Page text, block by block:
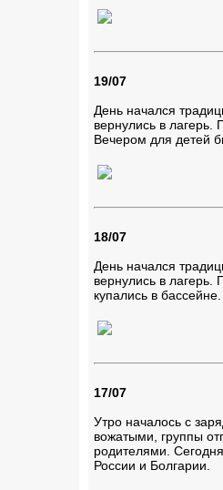
19/07
День начался
вернулись в лагерь.
Вечером для детей
18/07
День начался
вернулись в лагерь.
купались в
17/07
Утро началось с
вожатыми, группы
родителями.
России и Болгарии.